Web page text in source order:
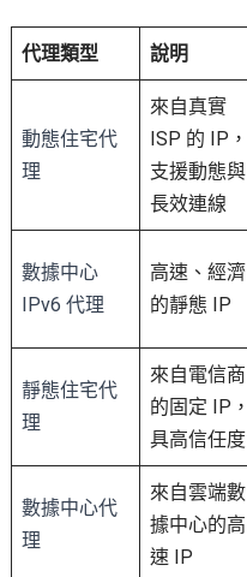
代理類型 說明
動態住宅代
理
來自真實
ISP 的 IP，
支援動態與
長效連線
數據中心
IPv6 代理
高速、經濟
的靜態 IP
靜態住宅代
理
來自電信商
的固定 IP，
具高信任度
數據中心代
理
來自雲端數
據中心的高
速 IP